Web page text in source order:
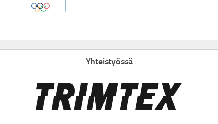
Yhteistyössä